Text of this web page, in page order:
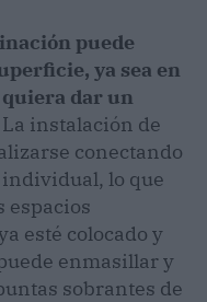
puede
ya sea en
quiera dar un
La instalación de
conectando
lo que
espacios
esté colocado y
enmasillar y
sobrantes de